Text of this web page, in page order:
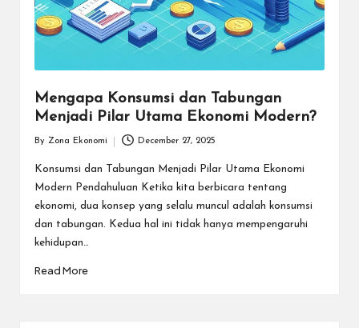
Mengapa Konsumsi dan Tabungan
Menjadi Pilar Utama Ekonomi Modern?
by
By Zona Ekonomi December 27, 2025
Konsumsi dan Tabungan Menjadi Pilar Utama Ekonomi
Modern Pendahuluan Ketika kita berbicara tentang
ekonomi, dua konsep yang selalu muncul adalah konsumsi
dan tabungan. Kedua hal ini tidak hanya mempengaruhi
kehidupan…
Read More